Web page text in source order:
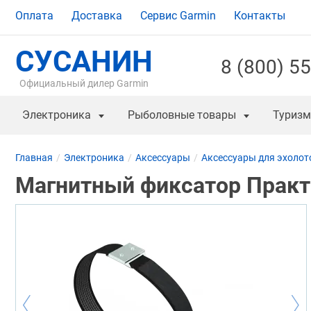
Оплата Доставка Сервис Garmin Контакты
СУСАНИН
Официальный дилер Garmin
8 (800)
Электроника Рыболовные товары Туризм
Главная Электроника Аксессуары Аксессуары для
Магнитный фиксатор